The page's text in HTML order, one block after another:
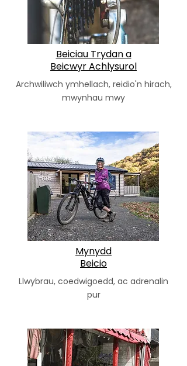
Beiciau Trydan a
Beicwyr Achlysurol
Archwiliwch ymhellach, reidio'n hirach,
mwynhau mwy
Mynydd
Beicio
Llwybrau, coedwigoedd, ac adrenalin
pur